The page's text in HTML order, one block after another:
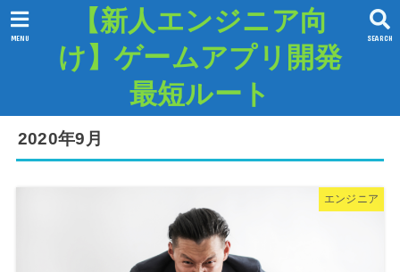
【新人エンジニア向
け】ゲームアプリ開発
最短ルート
SEARCH
MENU
2020年9月
エンジニア